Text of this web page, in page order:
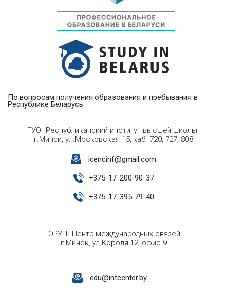
По вопросам получения образования и пребывания в
Республике Беларусь
ГУО "Республиканский институт высшей школы"
г.Минск, ул.Московская 15, каб. 720, 727, 808
icencinf@gmail.com
+375-17-200-90-37
+375-17-395-79-40
ГОРУП "Центр международных связей"
г.Минск, ул.Короля 12, офис 9
edu@intcenter.by